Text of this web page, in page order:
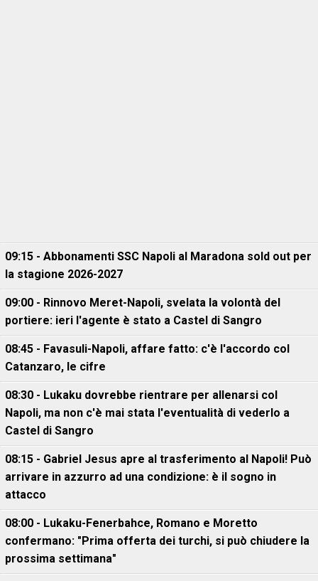
09:15 - Abbonamenti SSC Napoli al Maradona sold out per
la stagione 2026-2027
09:00 - Rinnovo Meret-Napoli, svelata la volontà del
portiere: ieri l'agente è stato a Castel di Sangro
08:45 - Favasuli-Napoli, affare fatto: c'è l'accordo col
Catanzaro, le cifre
08:30 - Lukaku dovrebbe rientrare per allenarsi col
Napoli, ma non c'è mai stata l'eventualità di vederlo a
Castel di Sangro
08:15 - Gabriel Jesus apre al trasferimento al Napoli! Può
arrivare in azzurro ad una condizione: è il sogno in
attacco
08:00 - Lukaku-Fenerbahce, Romano e Moretto
confermano: "Prima offerta dei turchi, si può chiudere la
prossima settimana"